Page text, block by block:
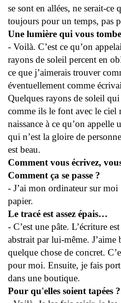
se sont en allées, ne serait-ce
toujours pour un temps, pas
Une lumière qui vous tombe
- Voilà. C’est ce qu’on
rayons de soleil percent en
ce que j’aimerais trouver
éventuellement comme
Quelques rayons de soleil
comme ils le font avec le ciel
naissance à ce qu’on
qui n’est la gloire de
est beau.
Comment vous écrivez,
Comment ça se passe ?
- J’ai mon ordinateur sur
papier.
Le tracé est assez épais…
- C’est une pâte. L’écriture
abstrait par lui-même. J’aime
quelque chose de concret.
pour moi. Ensuite, je fais
dans une boutique.
Pour qu'elles soient tapées ?